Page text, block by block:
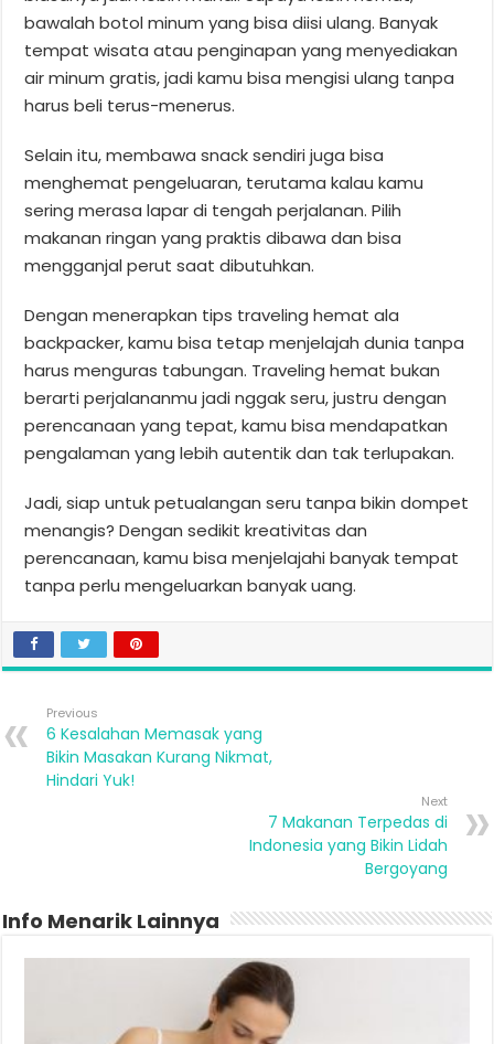
bawalah botol minum yang bisa diisi ulang. Banyak
tempat wisata atau penginapan yang menyediakan
air minum gratis, jadi kamu bisa mengisi ulang tanpa
harus beli terus-menerus.
Selain itu, membawa snack sendiri juga bisa
menghemat pengeluaran, terutama kalau kamu
sering merasa lapar di tengah perjalanan. Pilih
makanan ringan yang praktis dibawa dan bisa
mengganjal perut saat dibutuhkan.
Dengan menerapkan tips traveling hemat ala
backpacker, kamu bisa tetap menjelajah dunia tanpa
harus menguras tabungan. Traveling hemat bukan
berarti perjalananmu jadi nggak seru, justru dengan
perencanaan yang tepat, kamu bisa mendapatkan
pengalaman yang lebih autentik dan tak terlupakan.
Jadi, siap untuk petualangan seru tanpa bikin dompet
menangis? Dengan sedikit kreativitas dan
perencanaan, kamu bisa menjelajahi banyak tempat
tanpa perlu mengeluarkan banyak uang.
Previous
6 Kesalahan Memasak yang
Bikin Masakan Kurang Nikmat,
Hindari Yuk!
Next
7 Makanan Terpedas di
Indonesia yang Bikin Lidah
Bergoyang
Info Menarik Lainnya